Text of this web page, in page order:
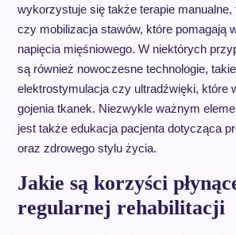
wykorzystuje się także terapie manualne,
czy mobilizacja stawów, które pomagają
napięcia mięśniowego. W niektórych
są również nowoczesne technologie,
elektrostymulacja czy ultradźwięki, które
gojenia tkanek. Niezwykle ważnym
jest także edukacja pacjenta dotycząca
oraz zdrowego stylu życia.
Jakie są korzyści
regularnej rehabilitacji